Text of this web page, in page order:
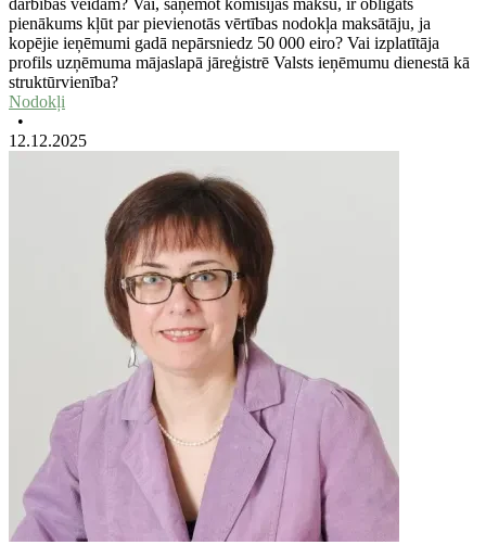
darbības veidam? Vai, saņemot komisijas maksu, ir obligāts
pienākums kļūt par pievienotās vērtības nodokļa maksātāju, ja
kopējie ieņēmumi gadā nepārsniedz 50 000 eiro? Vai izplatītāja
profils uzņēmuma mājaslapā jāreģistrē Valsts ieņēmumu dienestā kā
struktūrvienība?
Nodokļi
•
12.12.2025